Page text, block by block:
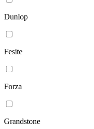
Dunlop
Fesite
Forza
Grandstone